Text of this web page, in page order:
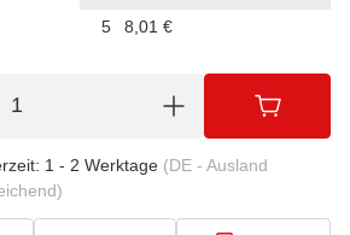
5
8,01 €
1 - 2 Werktage (DE - Ausland